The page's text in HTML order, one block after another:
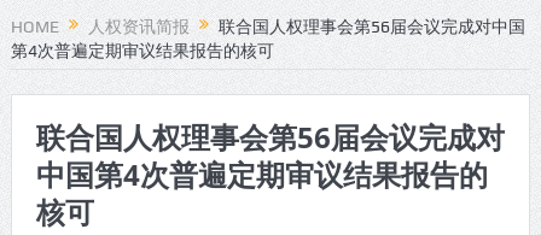
庭审
HOME 人权资讯简报
联合国人权理事会第56届会议完成对中国
第4次普遍定期审议结果报告的核可
联合国人权理事会第56届会议完成对
中国第4次普遍定期审议结果报告的
核可